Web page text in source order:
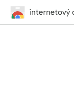
internetový